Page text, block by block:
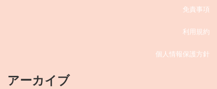
免責事項
利用規約
個人情報保護方針
アーカイブ